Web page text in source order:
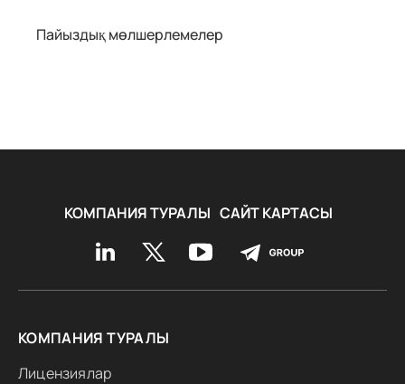
Пайыздық мөлшерлемелер
КОМПАНИЯ ТУРАЛЫ САЙТ КАРТАСЫ
КОМПАНИЯ ТУРАЛЫ
Лицензиялар